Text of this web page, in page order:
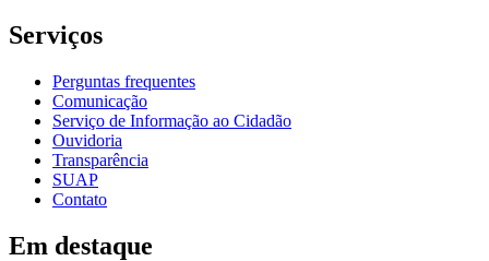
Serviços
Perguntas frequentes
Comunicação
Serviço de Informação ao Cidadão
Ouvidoria
Transparência
SUAP
Contato
Em destaque